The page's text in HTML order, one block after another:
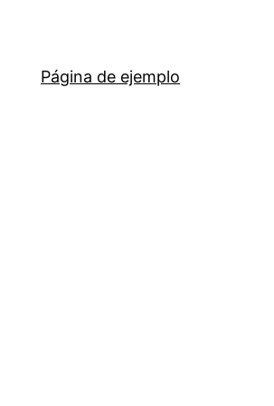
Página de ejemplo